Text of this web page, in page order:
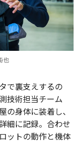
也
で裏支えするの
技術担当チーム
身体に装着し、
細に記録。合わせ
ットの動作と機体